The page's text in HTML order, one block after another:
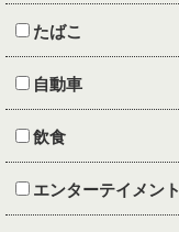
たばこ
自動車
飲食
エンターテイメント